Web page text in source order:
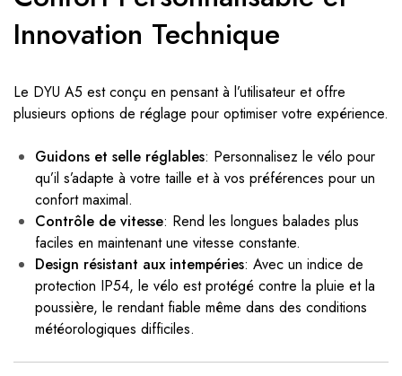
Innovation Technique
Le DYU A5 est conçu en pensant à l’utilisateur et offre
plusieurs options de réglage pour optimiser votre expérience.
Guidons et selle réglables: Personnalisez le vélo pour
qu’il s’adapte à votre taille et à vos préférences pour un
confort maximal.
Contrôle de vitesse: Rend les longues balades plus
faciles en maintenant une vitesse constante.
Design résistant aux intempéries: Avec un indice de
protection IP54, le vélo est protégé contre la pluie et la
poussière, le rendant fiable même dans des conditions
météorologiques difficiles.